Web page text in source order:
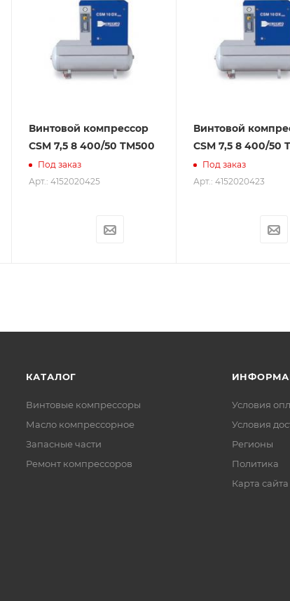
Винтовой компрессор
CSM 7,5 8 400/50 TM500
Под заказ
Арт.: 4152020425
Винтовой
CSM 7,5 8 400/50
Под заказ
Арт.: 4152020423
КАТАЛОГ
Винтовые компрессоры
Масло компрессорное
Запасные части
Ремонт компрессоров
Условия
Условия
Регионы
Политика
Карта сайта